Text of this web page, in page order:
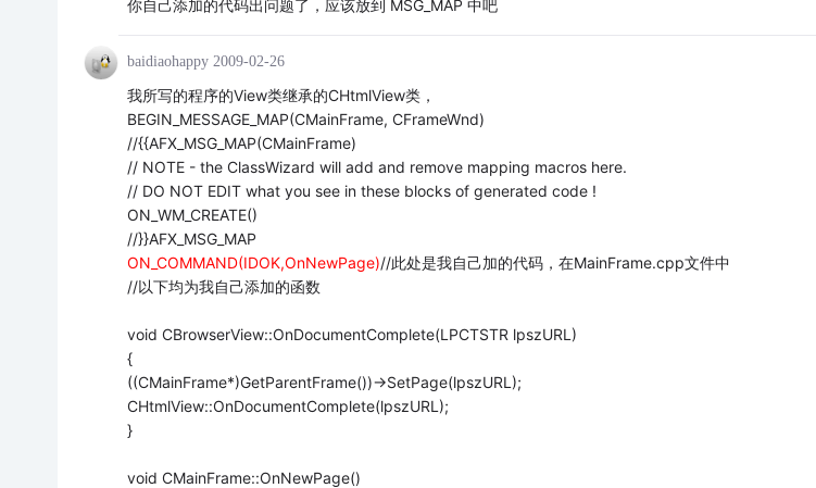
你自己添加的代码出问题了，应该放到 MSG_MAP 中吧
baidiaohappy 2009-02-26
我所写的程序的View类继承的CHtmlView类，
BEGIN_MESSAGE_MAP(CMainFrame, CFrameWnd)
//{{AFX_MSG_MAP(CMainFrame)
// NOTE - the ClassWizard will add and remove mapping macros here.
// DO NOT EDIT what you see in these blocks of generated code !
ON_WM_CREATE()
//}}AFX_MSG_MAP
ON_COMMAND(IDOK,OnNewPage)//此处是我自己加的代码，在MainFrame.cpp文件中
//以下均为我自己添加的函数
void CBrowserView::OnDocumentComplete(LPCTSTR lpszURL)
{
((CMainFrame*)GetParentFrame())->SetPage(lpszURL);
CHtmlView::OnDocumentComplete(lpszURL);
}
void CMainFrame::OnNewPage()